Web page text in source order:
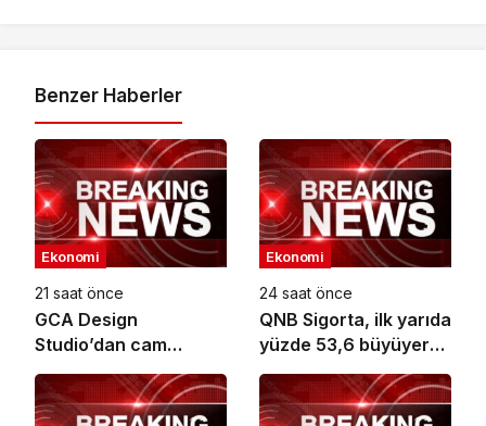
Benzer Haberler
Ekonomi
21 saat önce
GCA Design
Studio’dan cam
ambalaj tasarımında
bütüncül yaklaşım
Ekonomi
24 saat önce
QNB Sigorta, ilk yarıda
yüzde 53,6 büyüyerek
10,66 milyar TL prim
üretimine ulaştı